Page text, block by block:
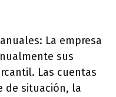
La empresa
sus
Las cuentas
de situación, la